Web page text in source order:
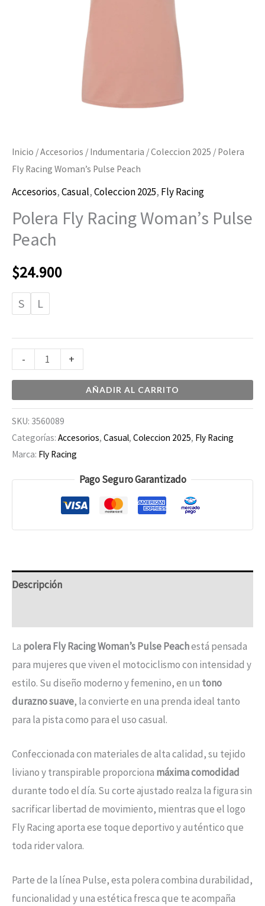
Inicio /Accesorios / Indumentaria /Coleccion 2025 / Polera
Fly Racing Woman’s Pulse Peach
Accesorios,Casual,Coleccion 2025, Fly Racing
Polera Fly Racing Woman’s Pulse
Peach
$24.900
S L
- +
AÑADIR AL CARRITO
SKU: 3560089
Categorías: Accesorios, Casual, Coleccion 2025, Fly Racing
Marca: Fly Racing
Pago Seguro Garantizado
Descripción
La polera Fly Racing Woman’s Pulse Peachestá pensada
para mujeres que viven el motociclismo con intensidad y
estilo. Su diseño moderno y femenino, en un tono
durazno suave, la convierte en una prenda ideal tanto
para la pista como para el uso casual.
Confeccionada con materiales de alta calidad, su tejido
liviano y transpirable proporciona máxima comodidad
durante todo el día. Su corte ajustado realza la figura sin
sacrificar libertad de movimiento, mientras que el logo
Fly Racing aporta ese toque deportivo y auténtico que
toda rider valora.
Parte de la línea Pulse, esta polera combina durabilidad,
funcionalidad y una estética fresca que te acompaña